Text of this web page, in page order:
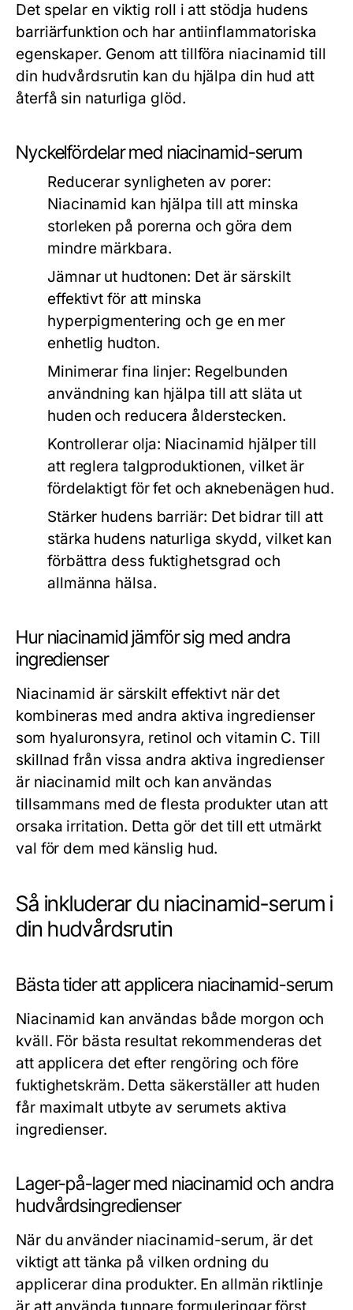
Det spelar en viktig roll i att stödja hudens
barriärfunktion och har antiinflammatoriska
egenskaper. Genom att tillföra niacinamid till
din hudvårdsrutin kan du hjälpa din hud att
återfå sin naturliga glöd.
Nyckelfördelar med niacinamid-serum
Reducerar synligheten av porer:
Niacinamid kan hjälpa till att minska
storleken på porerna och göra dem
mindre märkbara.
Jämnar ut hudtonen: Det är särskilt
effektivt för att minska
hyperpigmentering och ge en mer
enhetlig hudton.
Minimerar fina linjer: Regelbunden
användning kan hjälpa till att släta ut
huden och reducera ålderstecken.
Kontrollerar olja: Niacinamid hjälper till
att reglera talgproduktionen, vilket är
fördelaktigt för fet och aknebenägen hud.
Stärker hudens barriär: Det bidrar till att
stärka hudens naturliga skydd, vilket kan
förbättra dess fuktighetsgrad och
allmänna hälsa.
Hur niacinamid jämför sig med andra
ingredienser
Niacinamid är särskilt effektivt när det
kombineras med andra aktiva ingredienser
som hyaluronsyra, retinol och vitamin C. Till
skillnad från vissa andra aktiva ingredienser
är niacinamid milt och kan användas
tillsammans med de flesta produkter utan att
orsaka irritation. Detta gör det till ett utmärkt
val för dem med känslig hud.
Så inkluderar du niacinamid-serum i
din hudvårdsrutin
Bästa tider att applicera niacinamid-serum
Niacinamid kan användas både morgon och
kväll. För bästa resultat rekommenderas det
att applicera det efter rengöring och före
fuktighetskräm. Detta säkerställer att huden
får maximalt utbyte av serumets aktiva
ingredienser.
Lager-på-lager med niacinamid och andra
hudvårdsingredienser
När du använder niacinamid-serum, är det
viktigt att tänka på vilken ordning du
applicerar dina produkter. En allmän riktlinje